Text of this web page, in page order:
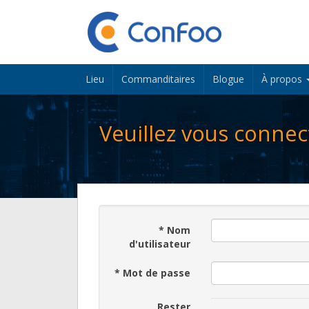
Lieu Commanditaires Blogue À propos
Veuillez vous
* Nom
d'utilisateur
* Mot de passe